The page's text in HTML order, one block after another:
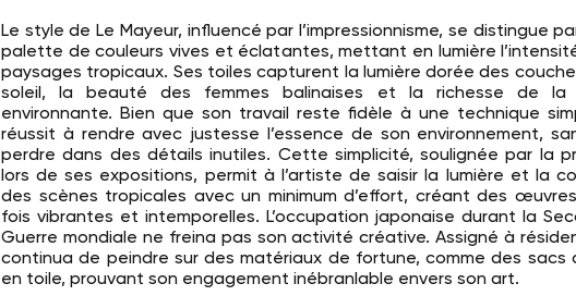
Le style de Le Mayeur, influencé par l’impressionnisme, se distingue
palette de couleurs vives et éclatantes, mettant en lumière
paysages tropicaux. Ses toiles capturent la lumière dorée des
soleil, la beauté des femmes balinaises et la richesse de la
environnante. Bien que son travail reste fidèle à une technique
réussit à rendre avec justesse l’essence de son environnement,
perdre dans des détails inutiles. Cette simplicité, soulignée par la
lors de ses expositions, permit à l’artiste de saisir la lumière et la
des scènes tropicales avec un minimum d’effort, créant des
fois vibrantes et intemporelles. L’occupation japonaise durant la
Guerre mondiale ne freina pas son activité créative. Assigné à
continua de peindre sur des matériaux de fortune, comme des sacs
en toile, prouvant son engagement inébranlable envers son art.